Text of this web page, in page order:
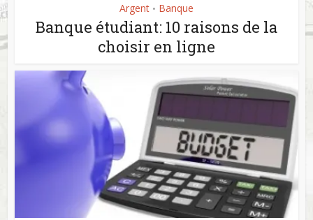
Argent • Banque
Banque étudiant: 10 raisons de la
choisir en ligne